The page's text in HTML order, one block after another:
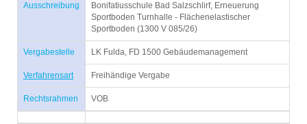
Ausschreibung
Bonifatiusschule Bad Salzschlirf, Erneuerung
Sportboden Turnhalle - Flächenelastischer
Sportboden (1300 V 085/26)
Vergabestelle LK Fulda, FD 1500 Gebäudemanagement
Verfahrensart Freihändige Vergabe
Rechtsrahmen VOB